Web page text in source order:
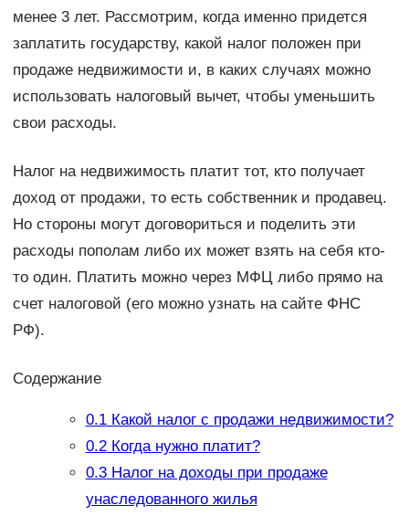
менее 3 лет. Рассмотрим, когда именно придется
заплатить государству, какой налог положен при
продаже недвижимости и, в каких случаях можно
использовать налоговый вычет, чтобы уменьшить
свои расходы.
Налог на недвижимость платит тот, кто получает
доход от продажи, то есть собственник и продавец.
Но стороны могут договориться и поделить эти
расходы пополам либо их может взять на себя кто-
то один. Платить можно через МФЦ либо прямо на
счет налоговой (его можно узнать на сайте ФНС
РФ).
Содержание
0.1Какой налог с продажи недвижимости?
0.2Когда нужно платит?
0.3Налог на доходы при продаже
унаследованного жилья